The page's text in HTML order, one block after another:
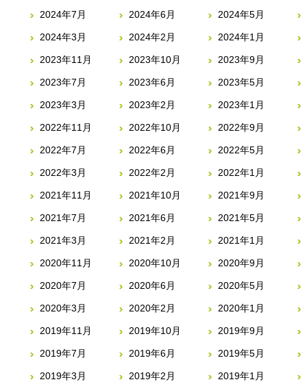
2024年7月 2024年6月 2024年5月
2024年3月 2024年2月 2024年1月
2023年11月 2023年10月 2023年9月
2023年7月 2023年6月 2023年5月
2023年3月 2023年2月 2023年1月
2022年11月 2022年10月 2022年9月
2022年7月 2022年6月 2022年5月
2022年3月 2022年2月 2022年1月
2021年11月 2021年10月 2021年9月
2021年7月 2021年6月 2021年5月
2021年3月 2021年2月 2021年1月
2020年11月 2020年10月 2020年9月
2020年7月 2020年6月 2020年5月
2020年3月 2020年2月 2020年1月
2019年11月 2019年10月 2019年9月
2019年7月 2019年6月 2019年5月
2019年3月 2019年2月 2019年1月